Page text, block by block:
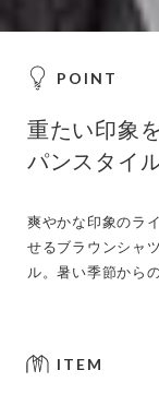
POINT
重たい印象
パンスタイ
爽やかな印象のラ
せるブラウンシャ
ル。暑い季節から
ITEM